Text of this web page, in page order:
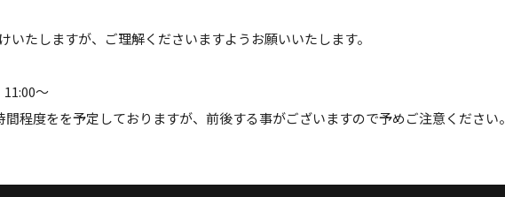
いたしますが、ご理解くださいますようお願いいたします。
～
程度をを予定しておりますが、前後する事がございますので予めご注意ください。